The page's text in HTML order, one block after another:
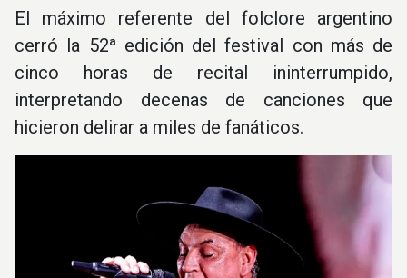
El máximo referente del folclore argentino
cerró la 52ª edición del festival con más de
cinco horas de recital ininterrumpido,
interpretando decenas de canciones que
hicieron delirar a miles de fanáticos.